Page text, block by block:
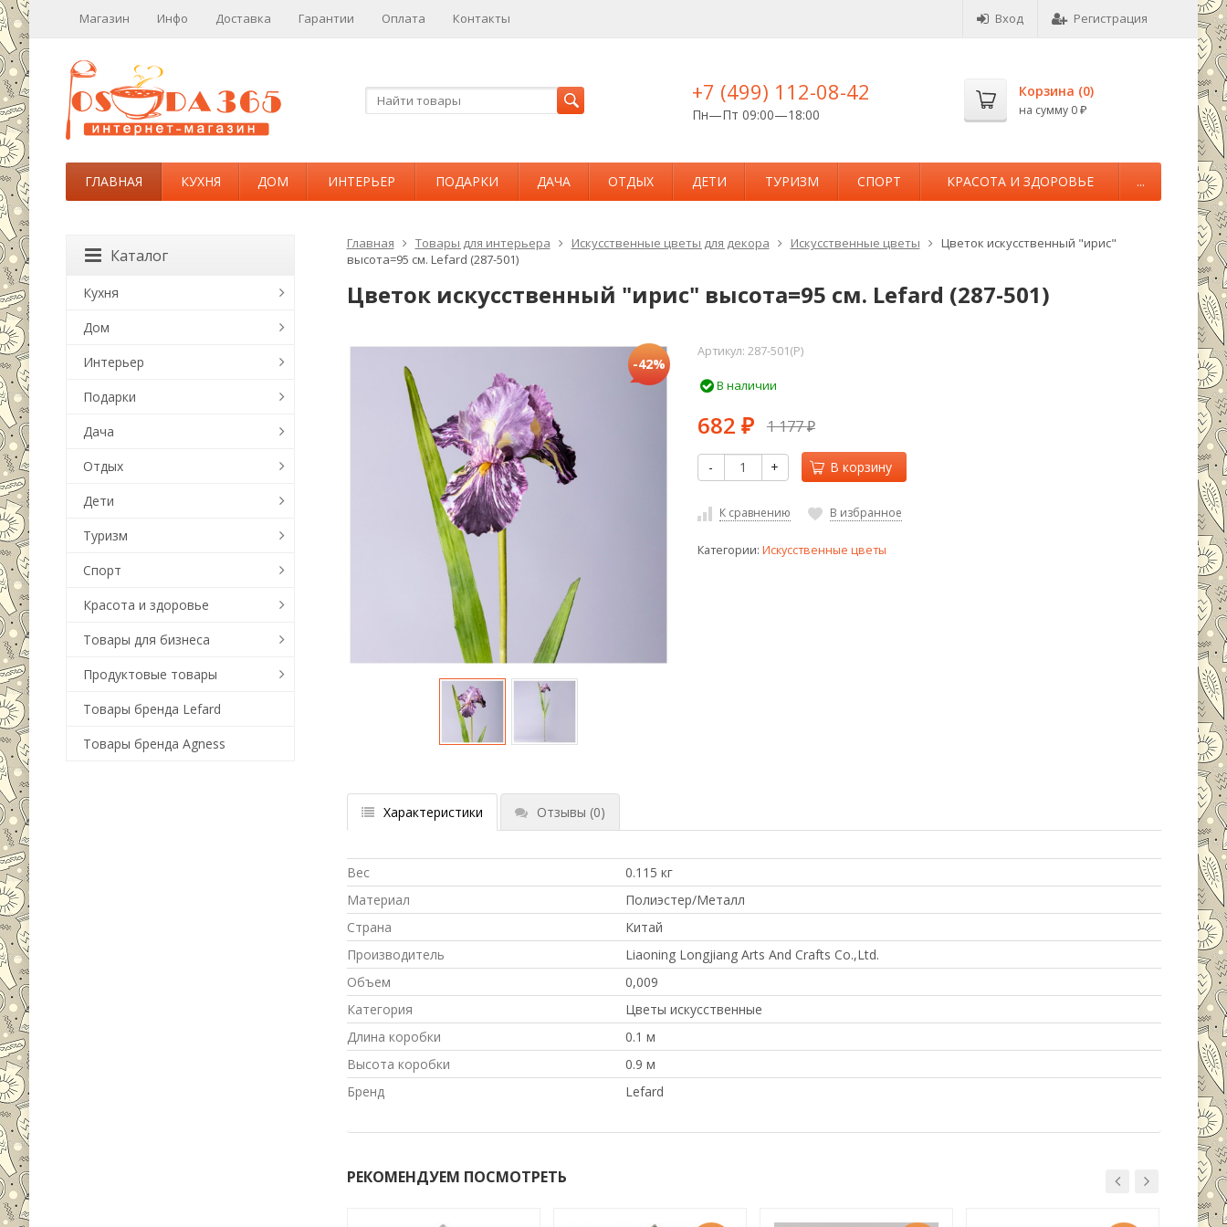
Магазин Инфо Доставка Гарантии Оплата Контакты Вход Регистрация
+7 (499) 112-08-42
Пн—Пт 09:00—18:00
Корзина (0)
на сумму 0 ₽
ГЛАВНАЯ КУХНЯ ДОМ ИНТЕРЬЕР ПОДАРКИ ДАЧА ОТДЫХ ДЕТИ ТУРИЗМ СПОРТ КРАСОТА И ЗДОРОВЬЕ ...
Главная Товары для интерьера Искусственные цветы для декора Искусственные цветы
Цветок искусственный "ирис"
высота=95 см. Lefard (287-501)
Цветок искусственный "ирис" высота=95 см. Lefard (287-501)
-42%
Артикул: 287-501(P)
В наличии
682 ₽ 1 177₽
- + В корзину
К сравнению В избранное
Категории: Искусственные цветы
Характеристики Отзывы (0)
Вес
0.115 кг
Материал
Полиэстер/Металл
Страна
Китай
Производитель
Liaoning Longjiang Arts And Crafts Co.,Ltd.
Объем
0,009
Категория
Цветы искусственные
Длина коробки
0.1 м
Высота коробки
0.9 м
Бренд
Lefard
РЕКОМЕНДУЕМ ПОСМОТРЕТЬ
Каталог
Кухня
Дом
Интерьер
Подарки
Дача
Отдых
Дети
Туризм
Спорт
Красота и здоровье
Товары для бизнеса
Продуктовые товары
Товары бренда Lefard
Товары бренда Agness